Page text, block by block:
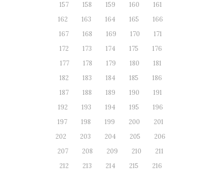
157
158 159 160
161
162
163 164 165
166
167
168 169 170
171
172
173 174 175
176
177
178 179 180
181
182
183 184 185
186
187
188 189 190
191
192
193 194 195
196
197
198 199 200
201
202
203 204 205
206
207
208 209 210
211
212
213 214 215
216